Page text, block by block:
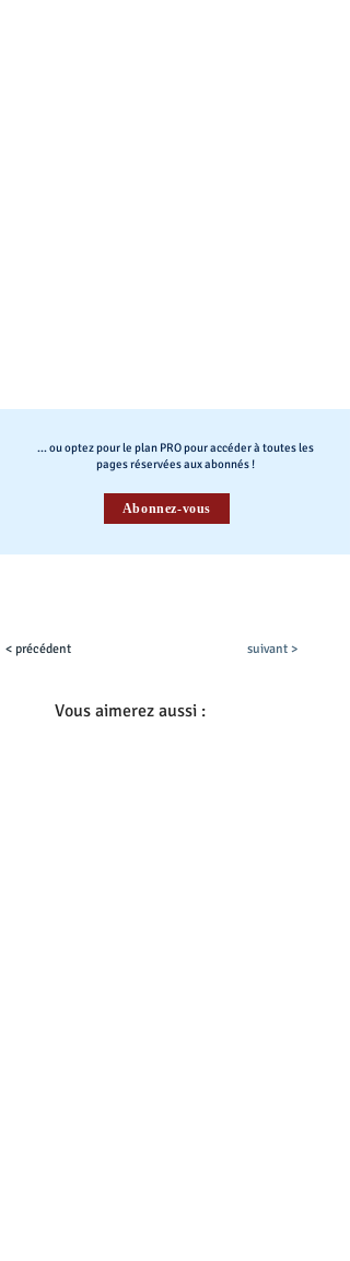
... ou optez pour le plan PRO pour accéder à toutes les
pages réservées aux abonnés !
Abonnez-vous
< précédent suivant >
Vous aimerez aussi :